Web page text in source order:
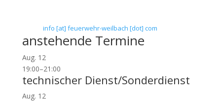
info [at] feuerwehr-weilbach [dot] com
anstehende Termine
Aug. 12
19:00–21:00
technischer Dienst/Sonderdienst
Aug. 12